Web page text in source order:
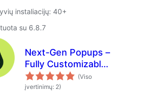
instaliacijų: 40+
su 6.8.7
Next-Gen Popups –
Fully Customizable
for Maximizing
Leads, Sales, and
(Viso
įvertinimų: 2)